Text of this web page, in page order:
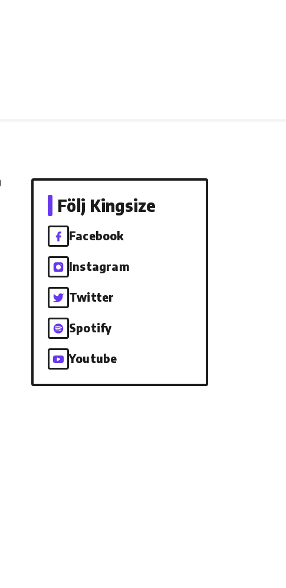
Följ Kingsize
Facebook
Instagram
Twitter
Spotify
Youtube